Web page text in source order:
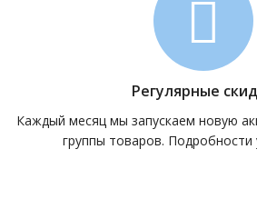
Регулярные
Каждый месяц мы запускаем новую
группы товаров.